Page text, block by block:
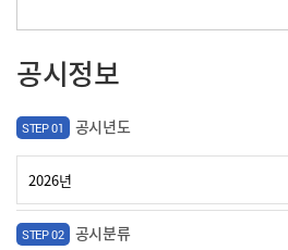
공시정보
STEP 01 공시년도
STEP 02 공시분류